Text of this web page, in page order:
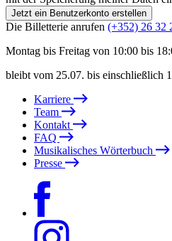
Jetzt ein Benutzerkonto erstellen
Die Billetterie anrufen (+352) 26 32
Montag bis Freitag von 10:00 bis
bleibt vom 25.07. bis einschließlich
Karriere
Team
Kontakt
FAQ
Musikalisches Wörterbuch
Presse